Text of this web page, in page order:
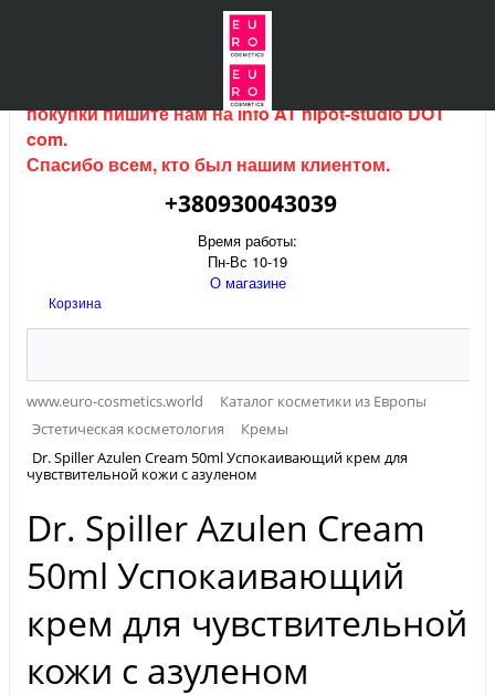
Интернет магазин (данный сайт) продается, для
покупки пишите нам наinfo AT hipot-studio DOT
com.
Спасибо всем, кто был нашим клиентом.
+380930043039
Время работы:
Пн-Вс 10-19
О магазине
Корзина
www.euro-cosmetics.world
Каталог косметики из Европы
Эстетическая косметология
Кремы
Dr. Spiller Azulen Cream 50ml Успокаивающий крем для
чувствительной кожи с азуленом
Dr. Spiller Azulen Cream
50ml Успокаивающий
крем для чувствительной
кожи с азуленом